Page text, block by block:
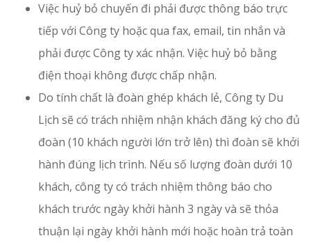
Việc huỷ bỏ chuyến đi phải được thông báo trực
tiếp với Công ty hoặc qua fax, email, tin nhắn và
phải được Công ty xác nhận. Việc huỷ bỏ bằng
điện thoại không được chấp nhận.
Do tính chất là đoàn ghép khách lẻ, Công ty Du
Lịch sẽ có trách nhiệm nhận khách đăng ký cho đủ
đoàn (10 khách người lớn trở lên) thì đoàn sẽ khởi
hành đúng lịch trình. Nếu số lượng đoàn dưới 10
khách, công ty có trách nhiệm thông báo cho
khách trước ngày khởi hành 3 ngày và sẽ thỏa
thuận lại ngày khởi hành mới hoặc hoàn trả toàn